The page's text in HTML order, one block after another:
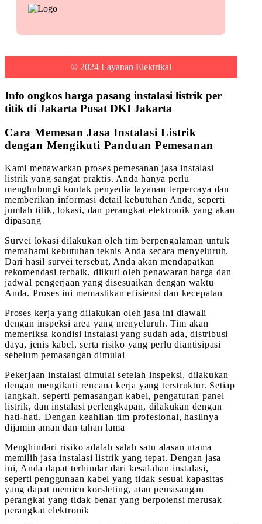
© 2024 Layanan Elektrikal
Info ongkos harga pasang instalasi listrik per
titik di Jakarta Pusat DKI Jakarta
Cara Memesan Jasa Instalasi Listrik
dengan Mengikuti Panduan Pemesanan
Kami menawarkan proses pemesanan jasa instalasi
listrik yang sangat praktis. Anda hanya perlu
menghubungi kontak penyedia layanan terpercaya dan
memberikan informasi detail kebutuhan Anda, seperti
jumlah titik, lokasi, dan perangkat elektronik yang akan
dipasang
Survei lokasi dilakukan oleh tim berpengalaman untuk
memahami kebutuhan teknis Anda secara menyeluruh.
Dari hasil survei tersebut, Anda akan mendapatkan
rekomendasi terbaik, diikuti oleh penawaran harga dan
jadwal pengerjaan yang disesuaikan dengan waktu
Anda. Proses ini memastikan efisiensi dan kecepatan
Proses kerja yang dilakukan oleh jasa ini diawali
dengan inspeksi area yang menyeluruh. Tim akan
memeriksa kondisi instalasi yang sudah ada, distribusi
daya, jenis kabel, serta risiko yang perlu diantisipasi
sebelum pemasangan dimulai
Pekerjaan instalasi dimulai setelah inspeksi, dilakukan
dengan mengikuti rencana kerja yang terstruktur. Setiap
langkah, seperti pemasangan kabel, pengaturan panel
listrik, dan instalasi perlengkapan, dilakukan dengan
hati-hati. Dengan keahlian tim profesional, hasilnya
dijamin aman dan tahan lama
Menghindari risiko adalah salah satu alasan utama
memilih jasa instalasi listrik yang tepat. Dengan jasa
ini, Anda dapat terhindar dari kesalahan instalasi,
seperti penggunaan kabel yang tidak sesuai kapasitas
yang dapat memicu korsleting, atau pemasangan
perangkat yang tidak benar yang berpotensi merusak
perangkat elektronik